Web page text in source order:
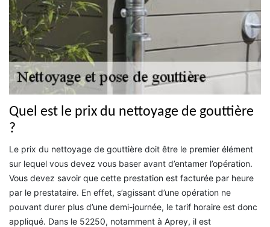
Quel est le prix du nettoyage de gouttière
?
Le prix du nettoyage de gouttière doit être le premier élément
sur lequel vous devez vous baser avant d’entamer l’opération.
Vous devez savoir que cette prestation est facturée par heure
par le prestataire. En effet, s’agissant d’une opération ne
pouvant durer plus d’une demi-journée, le tarif horaire est donc
appliqué. Dans le 52250, notamment à Aprey, il est